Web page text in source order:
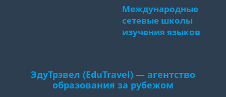
Международные
сетевые школы
изучения языков
ЭдуТрэвел (EduTravel) — агентство
образования за рубежом